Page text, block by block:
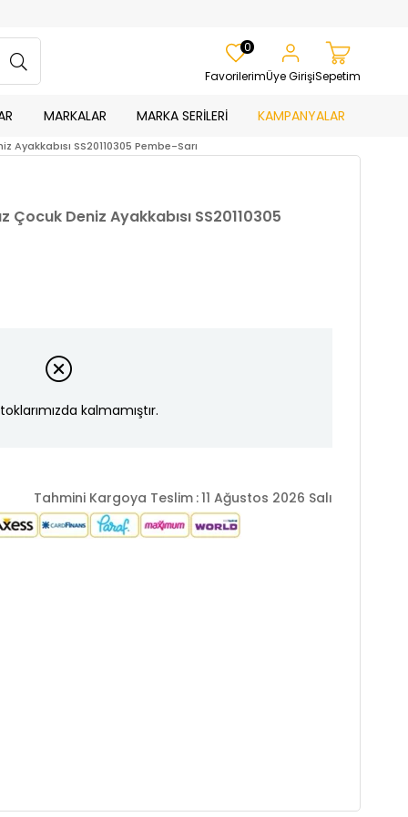
Favorilerim
0
Üye GirişiSepetim
MARKALAR MARKA SERİLERİ KAMPANYALAR
Ayakkabısı SS20110305 Pembe-Sarı
Çocuk Deniz Ayakkabısı SS20110305
kalmamıştır.
Tahmini Kargoya Teslim :11 Ağustos 2026 Salı